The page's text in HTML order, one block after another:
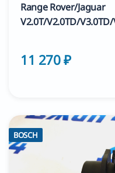
Range Rover/Jaguar
V2.0T/V2.0TD/
11 270 ₽
BOSCH